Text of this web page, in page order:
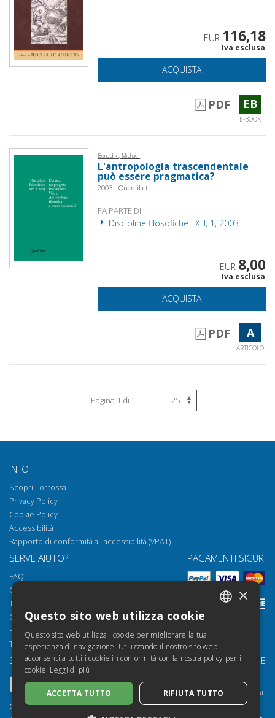
EUR 116,18
Iva esclusa
ACQUISTA
PDF EB
E-BOOK
Benedikt, Michael
L'antropologia trascendentale
può essere pragmatica?
2003 - Quodlibet
FA PARTE DI
Discipline filosofiche : XIII, 1, 2003
EUR 8,00
Iva esclusa
ACQUISTA
PDF A
ARTICOLO
Pagina 1 di 1
INFO
Scopri Torrossa
Privacy Policy
Cookie Policy
Accessibilità
Rapporto di conformità all'accessibilità (VPAT)
SERVE AIUTO?
FAQ
Come aprire i nostri documenti
Torrossa Reader
Condizioni d'uso
Email:
helpdesk@torrossa.com
Tel: +39 055 5018800
PAGAMENTI SICURI
SEGUICI SU
Copyright 2000-2026
LE NOSTRE RISORSE
Torrossa per Istituzioni
Torrossa Open
FRENCH
ENGLISH
GERMAN
×
Questo sito web utilizza cookie
Questo sito web utilizza i cookie per migliorare la tua
esperienza di navigazione. Utilizzando il nostro sito web
acconsenti a tutti i cookie in conformità con la nostra policy per i
cookie. Leggi di più
ACCETTA TUTTO RIFIUTA TUTTO